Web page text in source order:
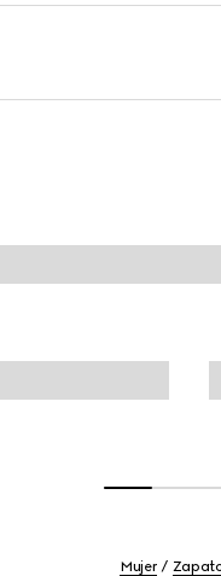
Mujer